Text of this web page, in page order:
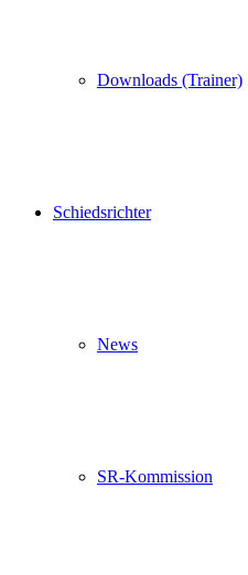
Downloads (Trainer)
Schiedsrichter
News
SR-Kommission